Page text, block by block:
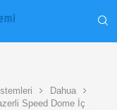
Dahua
Speed Dome İç